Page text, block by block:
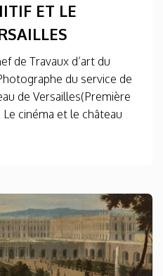
ET LE
de Travaux d’art du
du service de
de Versailles(Première
cinéma et le château